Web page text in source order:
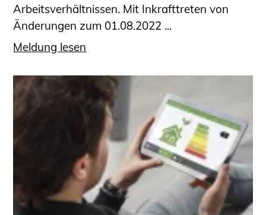
Arbeitsverhältnissen. Mit Inkrafttreten von
Änderungen zum 01.08.2022 ...
Meldung lesen